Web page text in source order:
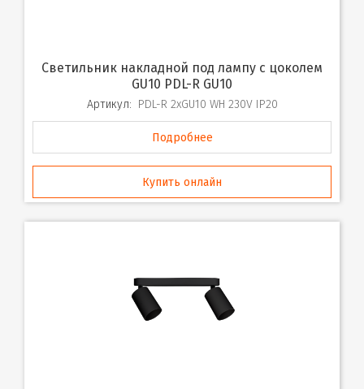
Светильник накладной под лампу с цоколем
GU10 PDL-R GU10
Артикул: PDL-R 2xGU10 WH 230V IP20
Подробнее
Купить онлайн